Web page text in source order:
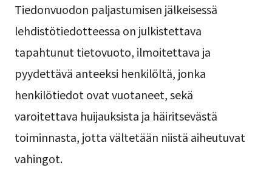
Tiedonvuodon paljastumisen jälkeisessä
lehdistötiedotteessa on julkistettava
tapahtunut tietovuoto, ilmoitettava ja
pyydettävä anteeksi henkilöltä, jonka
henkilötiedot ovat vuotaneet, sekä
varoitettava huijauksista ja häiritsevästä
toiminnasta, jotta vältetään niistä aiheutuvat
vahingot.